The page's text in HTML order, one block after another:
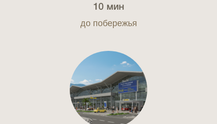
10 мин
до побережья